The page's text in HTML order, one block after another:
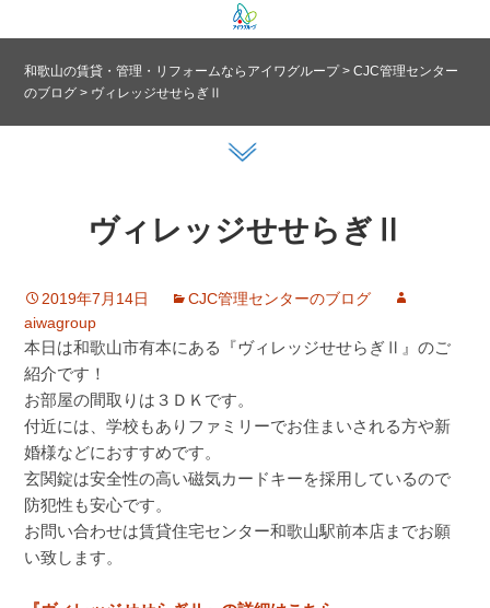
和歌山の賃貸・管理・リフォームならアイワグループ>CJC管理センター
のブログ > ヴィレッジせせらぎⅡ
ヴィレッジせせらぎⅡ
2019年7月14日
CJC管理センターのブログ
aiwagroup
本日は和歌山市有本にある『ヴィレッジせせらぎⅡ』のご
紹介です！
お部屋の間取りは３ＤＫです。
付近には、学校もありファミリーでお住まいされる方や新
婚様などにおすすめです。
玄関錠は安全性の高い磁気カードキーを採用しているので
防犯性も安心です。
お問い合わせは賃貸住宅センター和歌山駅前本店までお願
い致します。